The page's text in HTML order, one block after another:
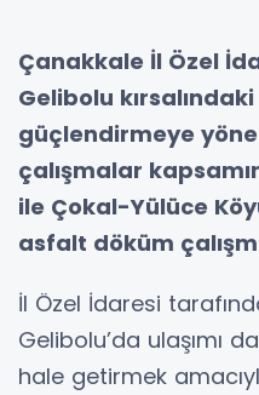
Çanakkale İl Özel
Gelibolu kırsalındaki
güçlendirmeye
çalışmalar
ile Çokal-Yülüce
asfalt döküm
İl Özel İdaresi
Gelibolu’da ulaşımı
hale getirmek